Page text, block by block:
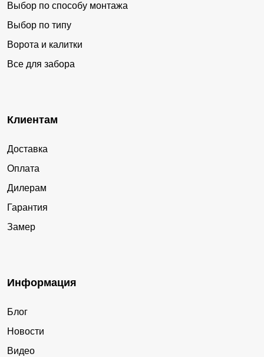
Выбор по способу монтажа
Выбор по типу
Ворота и калитки
Все для забора
Клиентам
Доставка
Оплата
Дилерам
Гарантия
Замер
Информация
Блог
Новости
Видео